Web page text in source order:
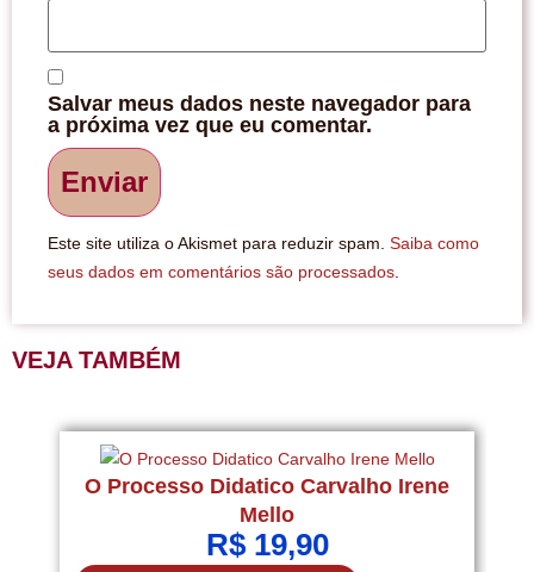
Salvar meus dados neste navegador para
a próxima vez que eu comentar.
Este site utiliza o Akismet para reduzir spam. Saiba como
seus dados em comentários são processados
VEJA TAMBÉM
O Processo Didatico Carvalho Irene
Mello
R$19,90